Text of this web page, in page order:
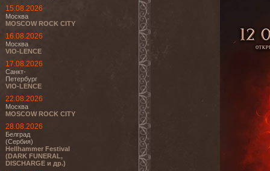
15.08.2026
Москва
MOSCOW ROCK CITY
16.08.2026
Москва
VIO-LENCE
17.08.2026
Санкт-
Петербург
VIO-LENCE
22.08.2026
Москва
MOSCOW ROCK CITY
28.08.2026
Белград
(Сербия)
Hellhammer Festival
(DARK FUNERAL,
DISCHARGE и др.)